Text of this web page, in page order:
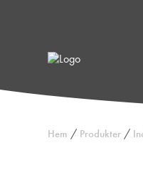
Hem / Produkter /